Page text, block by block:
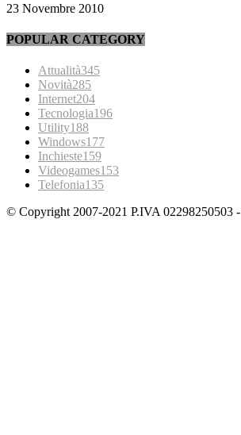
23 Novembre 2010
POPULAR CATEGORY
Attualità345
Novità285
Internet204
Tecnologia196
Utility188
Windows177
Inchieste159
Videogames153
Telefonia135
© Copyright 2007-2021 P.IVA 02298250503 -